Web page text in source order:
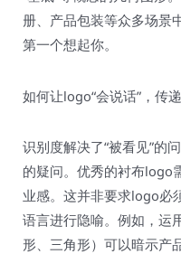
册、产品包装等众多场景
第一个想起你。
如何让logo“会说话”，传
识别度解决了“被看见”的
的疑问。优秀的衬布logo
业感。这并非要求logo必
语言进行隐喻。例如，运
形、三角形）可以暗示产